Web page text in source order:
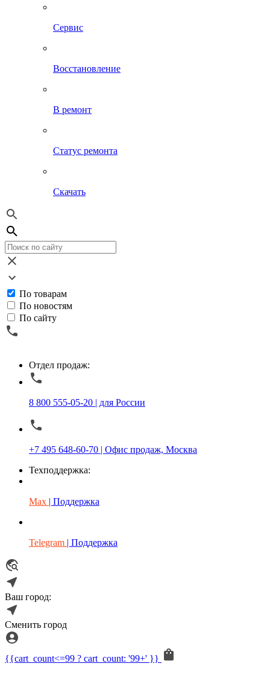
Сервис
Восстановление
В ремонт
Статус ремонта
Скачать
По товарам
По новостям
По сайту
Отдел продаж:
8 800 555-05-20 | для России
+7 495 648-60-70 | Офис продаж, Москва
Техподдержка:
Max | Поддержка
Telegram | Поддержка
Ваш город:
Сменить город
{{cart_count<=99 ? cart_count: '99+' }}